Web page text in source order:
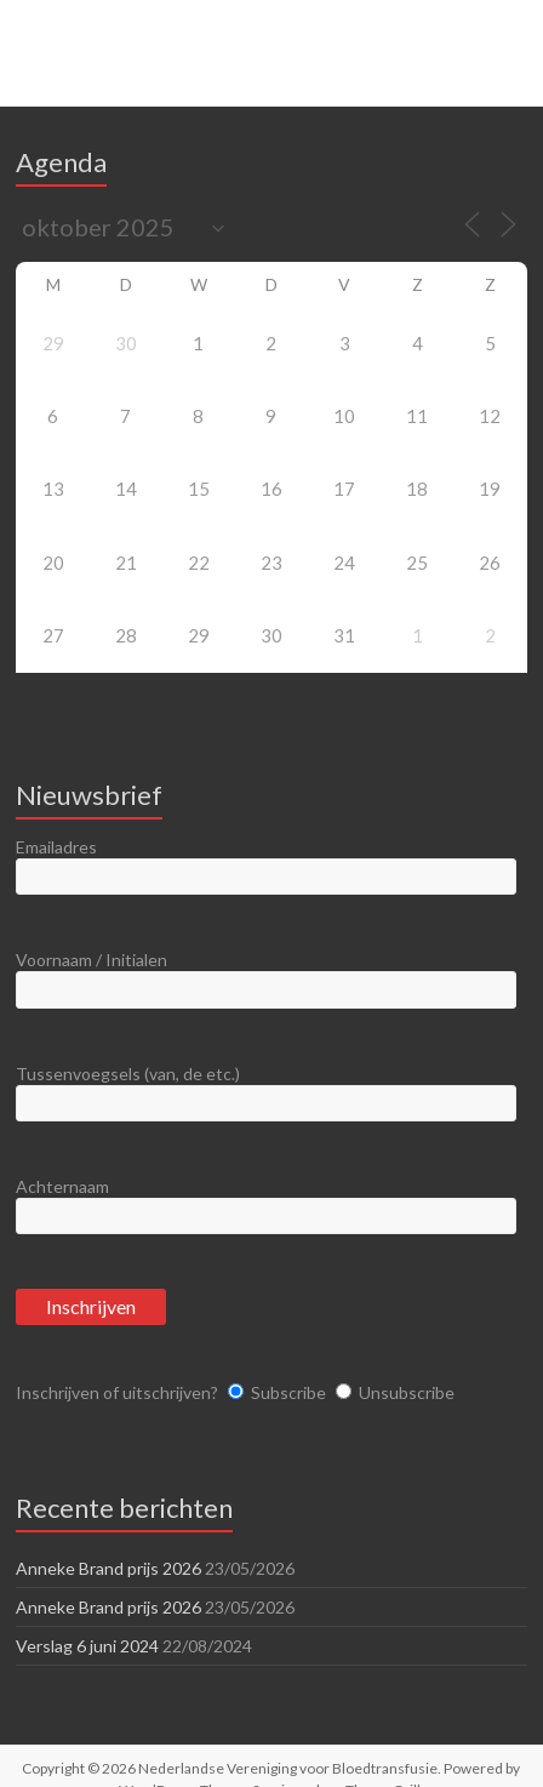
Agenda
M D W D V Z Z
29 30 1 2 3 4 5
6 7 8 9 10 11 12
13 14 15 16 17 18 19
20 21 22 23 24 25 26
27 28 29 30 31 1 2
Nieuwsbrief
Emailadres
Voornaam / Initialen
Tussenvoegsels (van, de etc.)
Achternaam
Inschrijven of uitschrijven? Subscribe Unsubscribe
Recente berichten
Anneke Brand prijs 2026 23/05/2026
Anneke Brand prijs 2026 23/05/2026
Verslag 6 juni 2024 22/08/2024
Copyright © 2026 Nederlandse Vereniging voor Bloedtransfusie. Powered by